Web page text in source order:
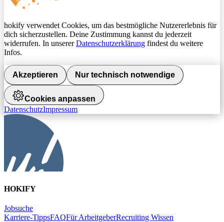
hokify verwendet Cookies, um das bestmögliche Nutzererlebnis für
dich sicherzustellen. Deine Zustimmung kannst du jederzeit
widerrufen. In unsererDatenschutzerklärung findest du weitere
Infos.
Akzeptieren Nur technisch notwendige
Cookies anpassen
DatenschutzImpressum
HOKIFY
Jobsuche
Karriere-TippsFAQFür ArbeitgeberRecruiting Wissen